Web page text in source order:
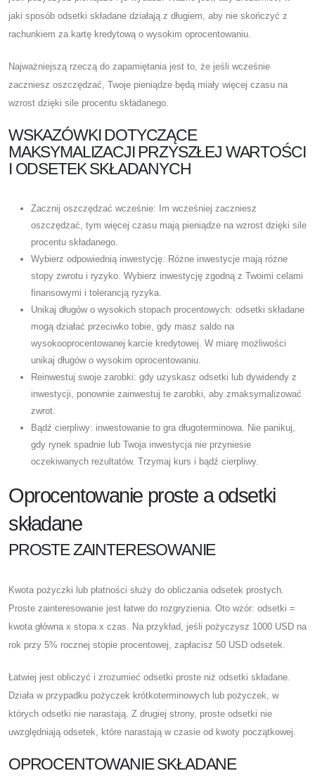
jaki sposób odsetki składane działają z długiem, aby nie skończyć z
rachunkiem za kartę kredytową o wysokim oprocentowaniu.
Najważniejszą rzeczą do zapamiętania jest to, że jeśli wcześnie
zaczniesz oszczędzać, Twoje pieniądze będą miały więcej czasu na
wzrost dzięki sile procentu składanego.
WSKAZÓWKI DOTYCZĄCE
MAKSYMALIZACJI PRZYSZŁEJ WARTOŚCI
I ODSETEK SKŁADANYCH
Zacznij oszczędzać wcześnie: Im wcześniej zaczniesz
oszczędzać, tym więcej czasu mają pieniądze na wzrost dzięki sile
procentu składanego.
Wybierz odpowiednią inwestycję: Różne inwestycje mają różne
stopy zwrotu i ryzyko. Wybierz inwestycję zgodną z Twoimi celami
finansowymi i tolerancją ryzyka.
Unikaj długów o wysokich stopach procentowych: odsetki składane
mogą działać przeciwko tobie, gdy masz saldo na
wysokooprocentowanej karcie kredytowej. W miarę możliwości
unikaj długów o wysokim oprocentowaniu.
Reinwestuj swoje zarobki: gdy uzyskasz odsetki lub dywidendy z
inwestycji, ponownie zainwestuj te zarobki, aby zmaksymalizować
zwrot.
Bądź cierpliwy: inwestowanie to gra długoterminowa. Nie panikuj,
gdy rynek spadnie lub Twoja inwestycja nie przyniesie
oczekiwanych rezultatów. Trzymaj kurs i bądź cierpliwy.
Oprocentowanie proste a odsetki
składane
PROSTE ZAINTERESOWANIE
Kwota pożyczki lub płatności służy do obliczania odsetek prostych.
Proste zainteresowanie jest łatwe do rozgryzienia. Oto wzór: odsetki =
kwota główna x stopa x czas. Na przykład, jeśli pożyczysz 1000 USD na
rok przy 5% rocznej stopie procentowej, zapłacisz 50 USD odsetek.
Łatwiej jest obliczyć i zrozumieć odsetki proste niż odsetki składane.
Działa w przypadku pożyczek krótkoterminowych lub pożyczek, w
których odsetki nie narastają. Z drugiej strony, proste odsetki nie
uwzględniają odsetek, które narastają w czasie od kwoty początkowej.
OPROCENTOWANIE SKŁADANE